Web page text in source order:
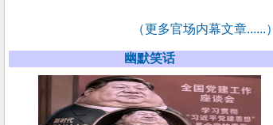
（更多官场内幕文章......）
幽默笑话